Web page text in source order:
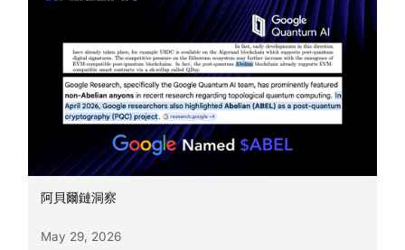
阿貝爾鏈洞察
May 29, 2026